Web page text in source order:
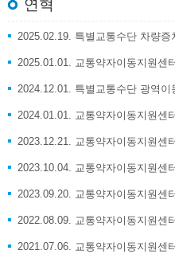
연혁
2025.02.19. 특별교통수단 차량증
2025.01.01. 교통약자이동지원센
2024.12.01. 특별교통수단 광역
2024.01.01. 교통약자이동지원센
2023.12.21. 교통약자이동지원센
2023.10.04. 교통약자이동지원센
2023.09.20. 교통약자이동지원센
2022.08.09. 교통약자이동지원센
2021.07.06. 교통약자이동지원센